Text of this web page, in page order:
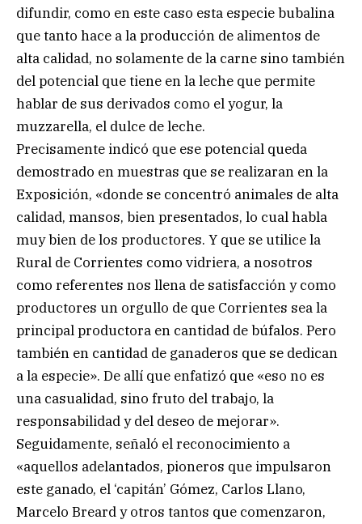
difundir, como en este caso esta especie bubalina
que tanto hace a la producción de alimentos de
alta calidad, no solamente de la carne sino también
del potencial que tiene en la leche que permite
hablar de sus derivados como el yogur, la
muzzarella, el dulce de leche.
Precisamente indicó que ese potencial queda
demostrado en muestras que se realizaran en la
Exposición, «donde se concentró animales de alta
calidad, mansos, bien presentados, lo cual habla
muy bien de los productores. Y que se utilice la
Rural de Corrientes como vidriera, a nosotros
como referentes nos llena de satisfacción y como
productores un orgullo de que Corrientes sea la
principal productora en cantidad de búfalos. Pero
también en cantidad de ganaderos que se dedican
a la especie». De allí que enfatizó que «eso no es
una casualidad, sino fruto del trabajo, la
responsabilidad y del deseo de mejorar».
Seguidamente, señaló el reconocimiento a
«aquellos adelantados, pioneros que impulsaron
este ganado, el ‘capitán’ Gómez, Carlos Llano,
Marcelo Breard y otros tantos que comenzaron,